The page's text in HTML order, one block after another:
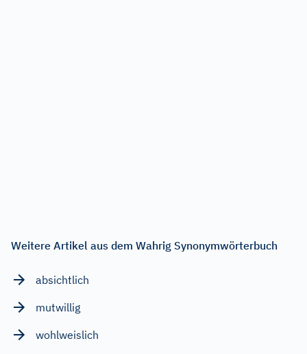
Weitere Artikel aus dem Wahrig Synonymwörterbuch
absichtlich
mutwillig
wohlweislich